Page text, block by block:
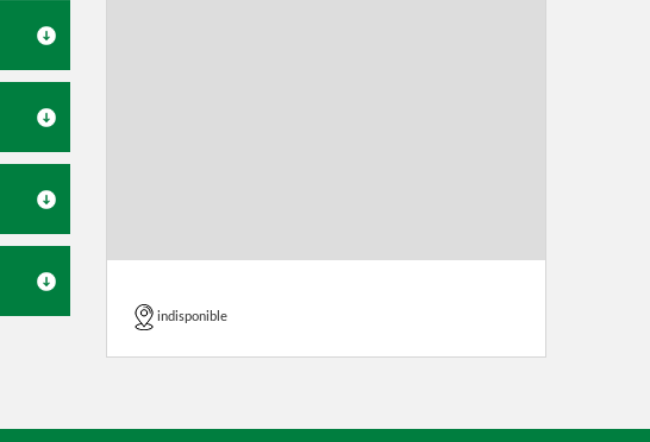
indisponible